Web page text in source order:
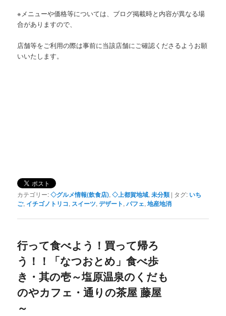
※メニューや価格等については、ブログ掲載時と内容が異なる場
合がありますので、
店舗等をご利用の際は事前に当該店舗にご確認くださるようお願
いいたします。
カテゴリー:◇グルメ情報(飲食店),◇上都賀地域,未分類 | タグ: いち
ご, イチゴノトリコ, スイーツ,デザート,パフェ,地産地消
行って食べよう！買って帰ろ
う！！「なつおとめ」食べ歩
き・其の壱～塩原温泉のくだも
のやカフェ・通りの茶屋 藤屋
～